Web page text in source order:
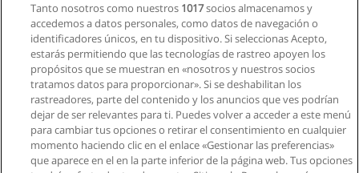
Solicita información
Curso Reparación y Mantenimiento de Celulares
y Tablets
ICE Instituto - Capacitación & Asesoría
Solicita información
Tanto nosotros como nuestros 1017socios almacenamos y
accedemos a datos personales, como datos de navegación o
identificadores únicos, en tu dispositivo. Si seleccionas Acepto,
estarás permitiendo que las tecnologías de rastreo apoyen los
propósitos que se muestran en «nosotros y nuestros socios
tratamos datos para proporcionar». Si se deshabilitan los
rastreadores, parte del contenido y los anuncios que ves podrían
dejar de ser relevantes para ti. Puedes volver a acceder a este menú
para cambiar tus opciones o retirar el consentimiento en cualquier
momento haciendo clic en el enlace «Gestionar las preferencias»
que aparece en el en la parte inferior de la página web. Tus opciones